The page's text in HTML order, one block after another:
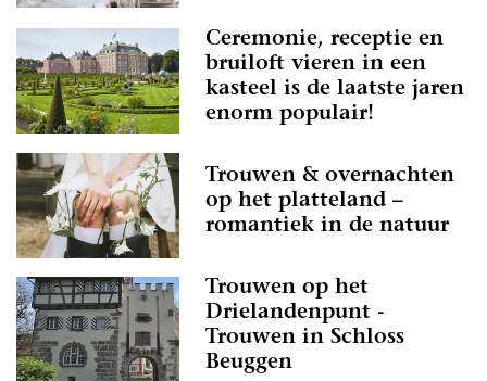
Ceremonie, receptie en
bruiloft vieren in een
kasteel is de laatste jaren
enorm populair!
Trouwen & overnachten
op het platteland –
romantiek in de natuur
Trouwen op het
Drielandenpunt -
Trouwen in Schloss
Beuggen